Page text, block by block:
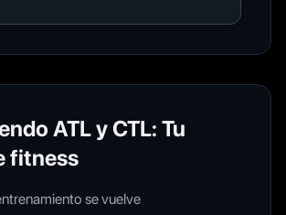
ATL y CTL: Tu
fitness
se vuelve